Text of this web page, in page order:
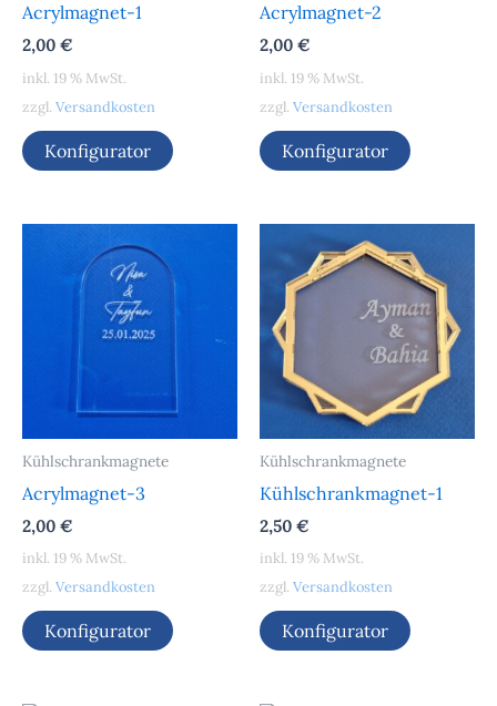
Acrylmagnet-1
2,00 €
inkl. 19 % MwSt.
zzgl. Versandkosten
Konfigurator
Acrylmagnet-2
2,00 €
inkl. 19 % MwSt.
zzgl. Versandkosten
Konfigurator
Kühlschrankmagnete
Acrylmagnet-3
2,00 €
inkl. 19 % MwSt.
zzgl. Versandkosten
Konfigurator
Kühlschrankmagnete
Kühlschrankmagnet-1
2,50 €
inkl. 19 % MwSt.
zzgl. Versandkosten
Konfigurator